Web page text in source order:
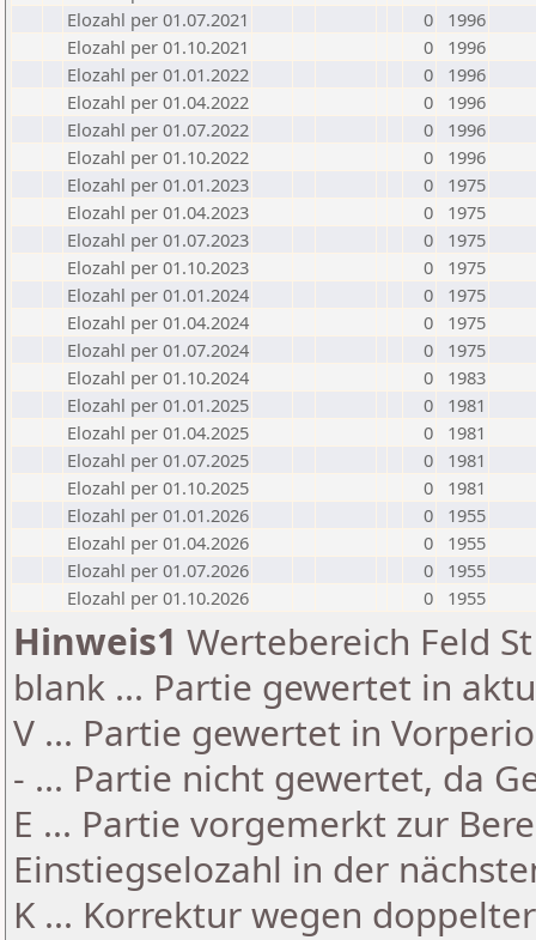
Elozahl per 01.07.2021
0
1996
Elozahl per 01.10.2021
0
1996
Elozahl per 01.01.2022
0
1996
Elozahl per 01.04.2022
0
1996
Elozahl per 01.07.2022
0
1996
Elozahl per 01.10.2022
0
1996
Elozahl per 01.01.2023
0
1975
Elozahl per 01.04.2023
0
1975
Elozahl per 01.07.2023
0
1975
Elozahl per 01.10.2023
0
1975
Elozahl per 01.01.2024
0
1975
Elozahl per 01.04.2024
0
1975
Elozahl per 01.07.2024
0
1975
Elozahl per 01.10.2024
0
1983
Elozahl per 01.01.2025
0
1981
Elozahl per 01.04.2025
0
1981
Elozahl per 01.07.2025
0
1981
Elozahl per 01.10.2025
0
1981
Elozahl per 01.01.2026
0
1955
Elozahl per 01.04.2026
0
1955
Elozahl per 01.07.2026
0
1955
Elozahl per 01.10.2026
0 1955
Hinweis1 Wertebereich Feld
blank ... Partie gewertet in
V ... Partie gewertet in
- ... Partie nicht gewertet, da
E ... Partie vorgemerkt zur
Einstiegselozahl in der
K ... Korrektur wegen